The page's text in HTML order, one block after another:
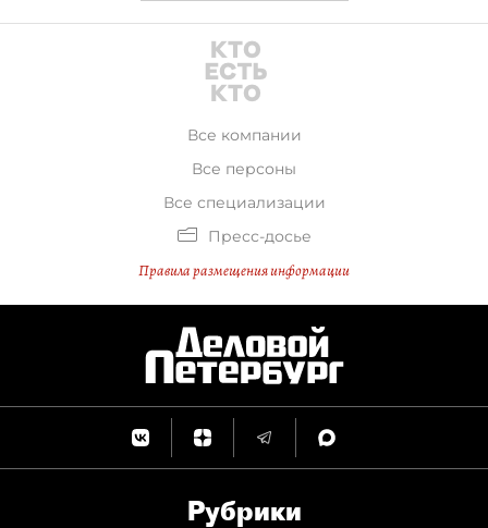
Все компании
Все персоны
Все специализации
Пресс-досье
Правила размещения информации
Рубрики